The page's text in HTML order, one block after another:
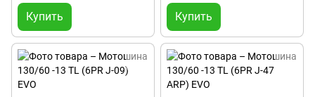
Купить Купить